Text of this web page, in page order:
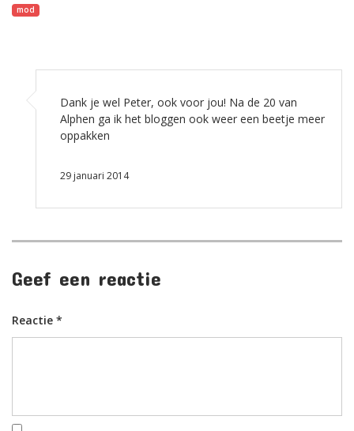
mod
Dank je wel Peter, ook voor jou! Na de 20 van
Alphen ga ik het bloggen ook weer een beetje meer
oppakken
29 januari 2014
Geef een reactie
Reactie *